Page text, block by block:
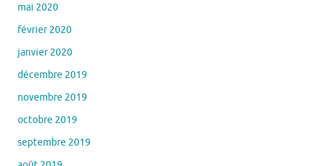
mai 2020
février 2020
janvier 2020
décembre 2019
novembre 2019
octobre 2019
septembre 2019